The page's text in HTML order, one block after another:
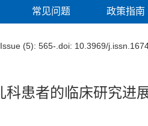
常见问题 政策指南
Issue (5): 565-. doi: 10.3969/
科患者的临床研究进